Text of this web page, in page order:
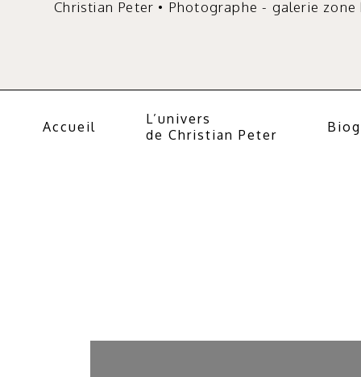
Christian Peter • Photographe - galerie zone
Accueil
L’univers
de Christian Peter